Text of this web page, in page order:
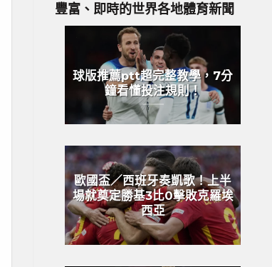
豐富、即時的世界各地體育新聞
球版推薦ptt超完整教學，7分
鐘看懂投注規則！
歐國盃／西班牙奏凱歌！上半
場就奠定勝基3比0擊敗克羅埃
西亞